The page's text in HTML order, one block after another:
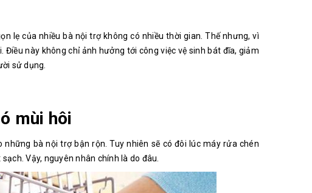
lẹ của nhiều bà nội trợ không có nhiều thời gian. Thế nhưng, vì
này không chỉ ảnh hưởng tới công việc vệ sinh bát đĩa, giảm
sử dụng.
mùi hôi
bà nội trợ bận rộn. Tuy nhiên sẽ có đôi lúc máy rửa chén
Vậy, nguyên nhân chính là do đâu.